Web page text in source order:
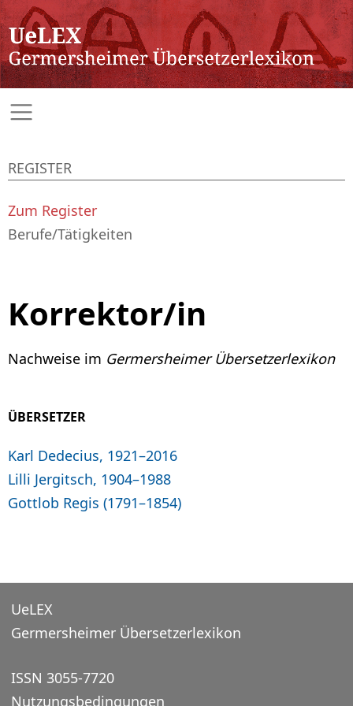
Korrektor/in
Nachweise im Germersheimer Übersetzerlexikon
ÜBERSETZER
Karl Dedecius, 1921–2016
Lilli Jergitsch, 1904–1988
Gottlob Regis (1791–1854)
REGISTER
Zum Register
Berufe/Tätigkeiten
UeLEX
Germersheimer Übersetzerlexikon
ISSN 3055-7720
Nutzungsbedingungen